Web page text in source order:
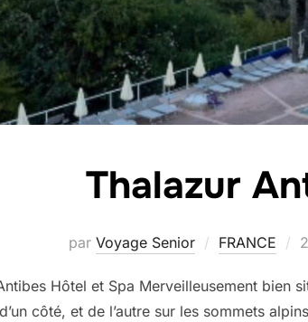
Thalazur
par Voyage Senior FRANCE
Hôtel et Spa Merveilleusement bien
côté, et de l’autre sur les sommets